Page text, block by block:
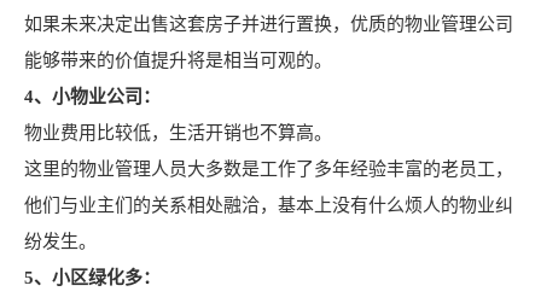
如果未来决定出售这套房子并进行置换，优质的物业管理公司
能够带来的价值提升将是相当可观的。
4、小物业公司：
物业费用比较低，生活开销也不算高。
这里的物业管理人员大多数是工作了多年经验丰富的老员工，
他们与业主们的关系相处融洽，基本上没有什么烦人的物业纠
纷发生。
5、小区绿化多：